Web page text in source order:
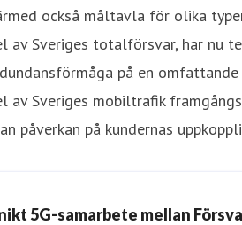
också måltavla för olika
av Sveriges totalförsvar, har nu
på en
av Sveriges mobiltrafik
påverkan på kundernas
5G-samarbete mellan